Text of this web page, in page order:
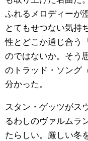
ふれるメロディーが
とてもせつない気持
性とどこか通じ合う
のではないか。そう
のトラッド・ソング
分かった。
スタン・ゲッツがス
るわしのヴァルムラ
たらしい。厳しい冬